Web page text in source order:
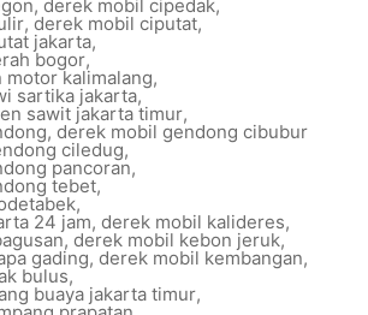
, derek mobil cipedak,
, derek mobil ciputat,
jakarta,
bogor,
kalimalang,
sartika jakarta,
sawit jakarta timur,
, derek mobil gendong cibubur
ciledug,
pancoran,
tebet,
,
24 jam, derek mobil kalideres,
, derek mobil kebon jeruk,
gading, derek mobil kembangan,
bulus,
buaya jakarta timur,